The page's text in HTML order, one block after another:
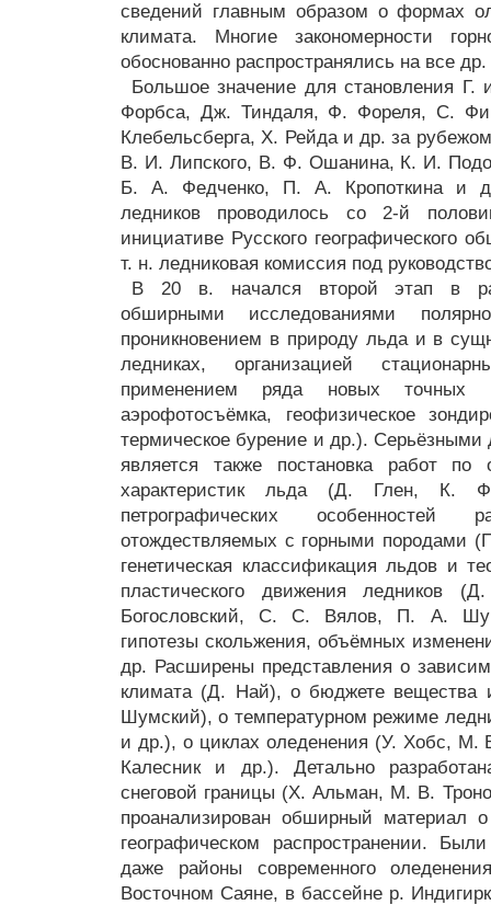
сведений главным образом о формах
климата. Многие закономерности
обоснованно распространялись на все
Большое значение для становления
Форбса, Дж. Тиндаля, Ф. Фореля, С.
Клебельсберга, Х. Рейда и др. за
В. И. Липского, В. Ф. Ошанина, К. И.
Б. А. Федченко, П. А. Кропоткина и
ледников проводилось со 2-й
инициативе Русского географического
т. н. ледниковая комиссия под
В 20 в. начался второй этап в
обширными исследованиями
проникновением в природу льда и в
ледниках, организацией
применением ряда новых точных
аэрофотосъёмка, геофизическое
термическое бурение и др.). Серьёзными
является также постановка работ по
характеристик льда (Д. Глен, К.
петрографических
отождествляемых с горными породами
генетическая классификация льдов и
пластического движения
Богословский, С. С. Вялов, П. А.
гипотезы скольжения, объёмных
др. Расширены представления о
климата (Д. Най), о бюджете вещества
Шумский), о температурном режиме
и др.), о циклах оледенения (У. Хобс,
Калесник и др.). Детально
снеговой границы (Х. Альман, М. В.
проанализирован обширный материал
географическом распространении.
даже районы современного
Восточном Саяне, в бассейне р.